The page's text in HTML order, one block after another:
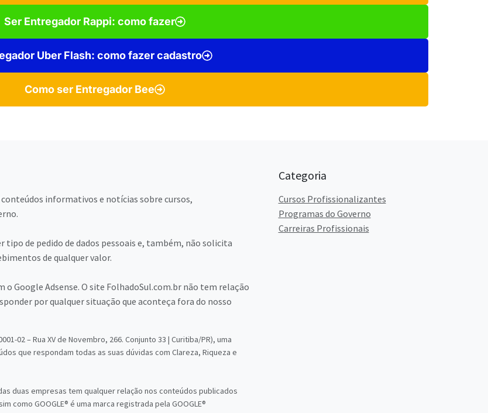
Ser Entregador Rappi: como fazer
Uber Flash: como fazer cadastro
Como ser Entregador Bee
informativos e notícias sobre cursos,
de pedido de dados pessoais e, também, não solicita
de qualquer valor.
Google Adsense. O site FolhadoSul.com.br não tem relação
por qualquer situação que aconteça fora do nosso
02 – Rua XV de Novembro, 266. Conjunto 33 | Curitiba/PR), uma
que respondam todas as suas dúvidas com Clareza, Riqueza e
duas empresas tem qualquer relação nos conteúdos publicados
como GOOGLE® é uma marca registrada pela GOOGLE®
Categoria
Cursos Profissionalizantes
Programas do Governo
Carreiras Profissionais